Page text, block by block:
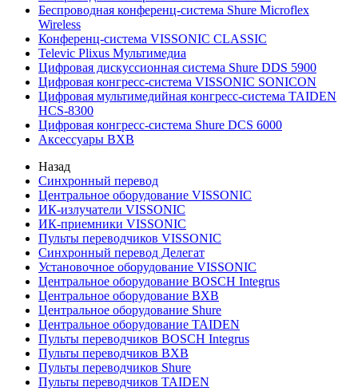
Беспроводная конференц-система Shure Microflex
Wireless
Конференц-система VISSONIC CLASSIC
Televic Plixus Мультимедиа
Цифровая дискуссионная система Shure DDS 5900
Цифровая конгресс-система VISSONIC SONICON
Цифровая мультимедийная конгресс-система TAIDEN
HCS-8300
Цифровая конгресс-система Shure DCS 6000
Аксессуары BXB
Назад
Синхронный перевод
Центральное оборудование VISSONIC
ИК-излучатели VISSONIC
ИК-приемники VISSONIC
Пульты переводчиков VISSONIC
Синхронный перевод Делегат
Установочное оборудование VISSONIC
Центральное оборудование BOSCH Integrus
Центральное оборудование BXB
Центральное оборудование Shure
Центральное оборудование TAIDEN
Пульты переводчиков BOSCH Integrus
Пульты переводчиков BXB
Пульты переводчиков Shure
Пульты переводчиков TAIDEN